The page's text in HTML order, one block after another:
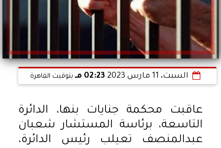
السبت، 11 مارس 2023 02:23 مـ بتوقيت القاهرة
عاقبت محكمة جنايات بنها، الدائرة
التاسعة، برئاسة المستشار شعبان
عبدالمنصف تعيلب رئيس الدائرة،